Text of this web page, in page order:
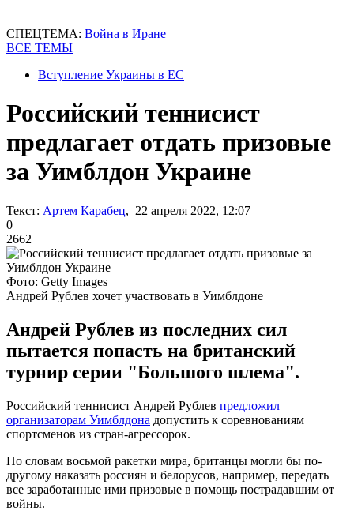
СПЕЦТЕМА: Война в Иране
ВСЕ ТЕМЫ
Вступление Украины в ЕС
Российский теннисист
предлагает отдать призовые
за Уимблдон Украине
Текст: Артем Карабец, 22 апреля 2022, 12:07
0
2662
Фото: Getty Images
Андрей Рублев хочет участвовать в Уимблдоне
Андрей Рублев из последних сил
пытается попасть на британский
турнир серии "Большого шлема".
Российский теннисист Андрей Рублев предложил
организаторам Уимблдона допустить к соревнованиям
спортсменов из стран-агрессорок.
По словам восьмой ракетки мира, британцы могли бы по-
другому наказать россиян и белорусов, например, передать
все заработанные ими призовые в помощь пострадавшим от
войны.